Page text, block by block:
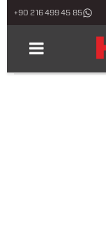
+90 216 499 45 85